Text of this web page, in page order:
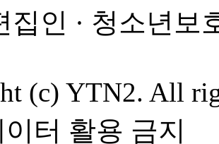
집인 · 청소년보
(c) YTN2. All
터 활용 금지